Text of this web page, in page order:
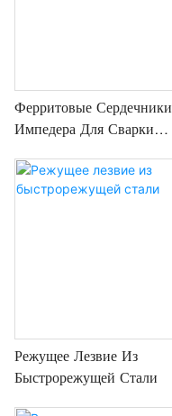
Ферритовые Сердечники
Импедера Для Сварки
Режущее Лезвие Из
Быстрорежущей Стали